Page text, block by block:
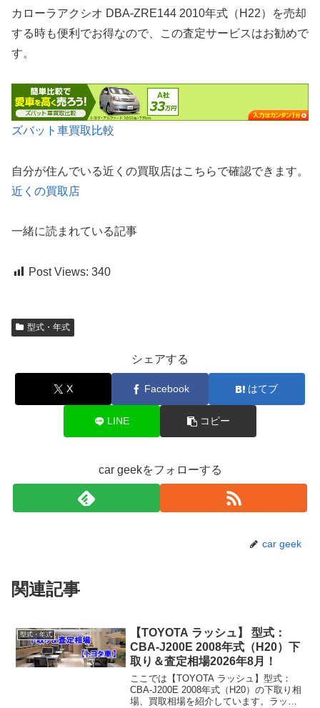
カローラアクシオ DBA-ZRE144 2010年式（H22）を売却
する時も便利でお得なので、この査定サービスはお勧めで
す。
ズバット車買取比較
自分が住んでいる近くの買取店はこちらで確認できます。
近くの買取店
一緒に読まれている記事
Post Views: 340
型式・年式
シェアする
X Facebook はてブ
LINE コピー
car geekをフォローする
car geek
関連記事
型式・年式
【TOYOTA ラッシュ】 型式：
CBA-J200E 2008年式（H20）下
取り＆査定相場2026年8月！
ここでは【TOYOTA ラッシュ】型式：
CBA-J200E 2008年式（H20）の下取り相
場、買取相場を紹介しています。ラッシ